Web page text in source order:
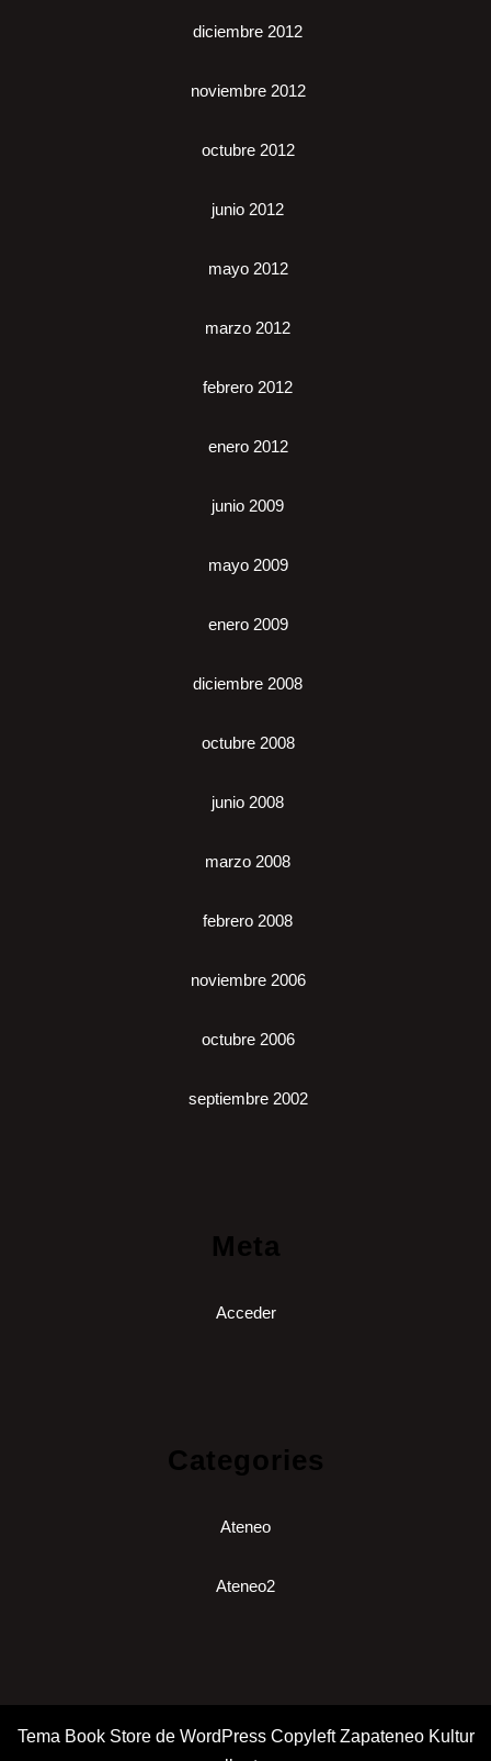
diciembre 2012
noviembre 2012
octubre 2012
junio 2012
mayo 2012
marzo 2012
febrero 2012
enero 2012
junio 2009
mayo 2009
enero 2009
diciembre 2008
octubre 2008
junio 2008
marzo 2008
febrero 2008
noviembre 2006
octubre 2006
septiembre 2002
Meta
Acceder
Categories
Ateneo
Ateneo2
Tema Book Store de WordPressCopyleft Zapateneo Kultur